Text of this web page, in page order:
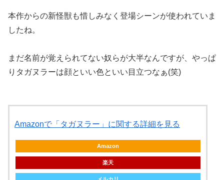
本作からの新怪獣も惜しみなく登場シーンが使われていま
したね。
まだ名前が覚えられてない奴らが大半なんですが、やっぱ
りタガヌラーは顔といい色といい目立つなぁ(笑)
Amazonで「タガヌラー」に関する詳細を見る
Amazon
楽天